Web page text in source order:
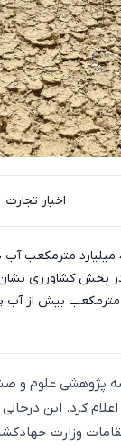
اخبار تجارت
اکوایران: طبق داده‌های مرکز آمار
به تعبیر دیگر 5 میلیارد
پژوهشی علوم و
بخش کشاورزی را ۳۵ درصد